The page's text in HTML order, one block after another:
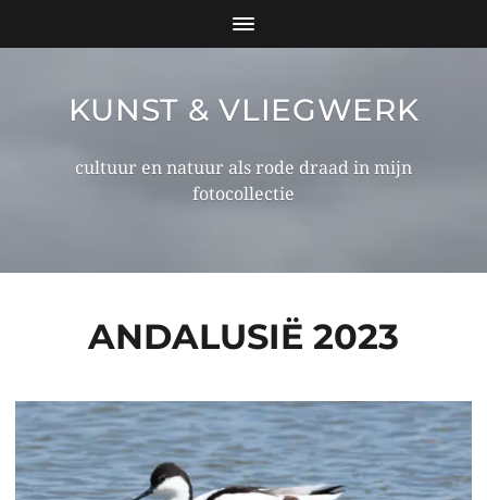
KUNST & VLIEGWERK
cultuur en natuur als rode draad in mijn
fotocollectie
ANDALUSIË 2023